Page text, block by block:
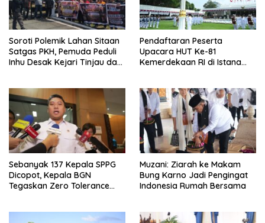
Soroti Polemik Lahan Sitaan
Satgas PKH, Pemuda Peduli
Inhu Desak Kejari Tinjau dan
Pendaftaran Peserta
Upacara HUT Ke-81
Kemerdekaan RI di Istana
Sebanyak 137 Kepala SPPG
Dicopot, Kepala BGN
Tegaskan Zero Tolerance
Muzani: Ziarah ke Makam
Bung Karno Jadi Pengingat
Indonesia Rumah Bersama